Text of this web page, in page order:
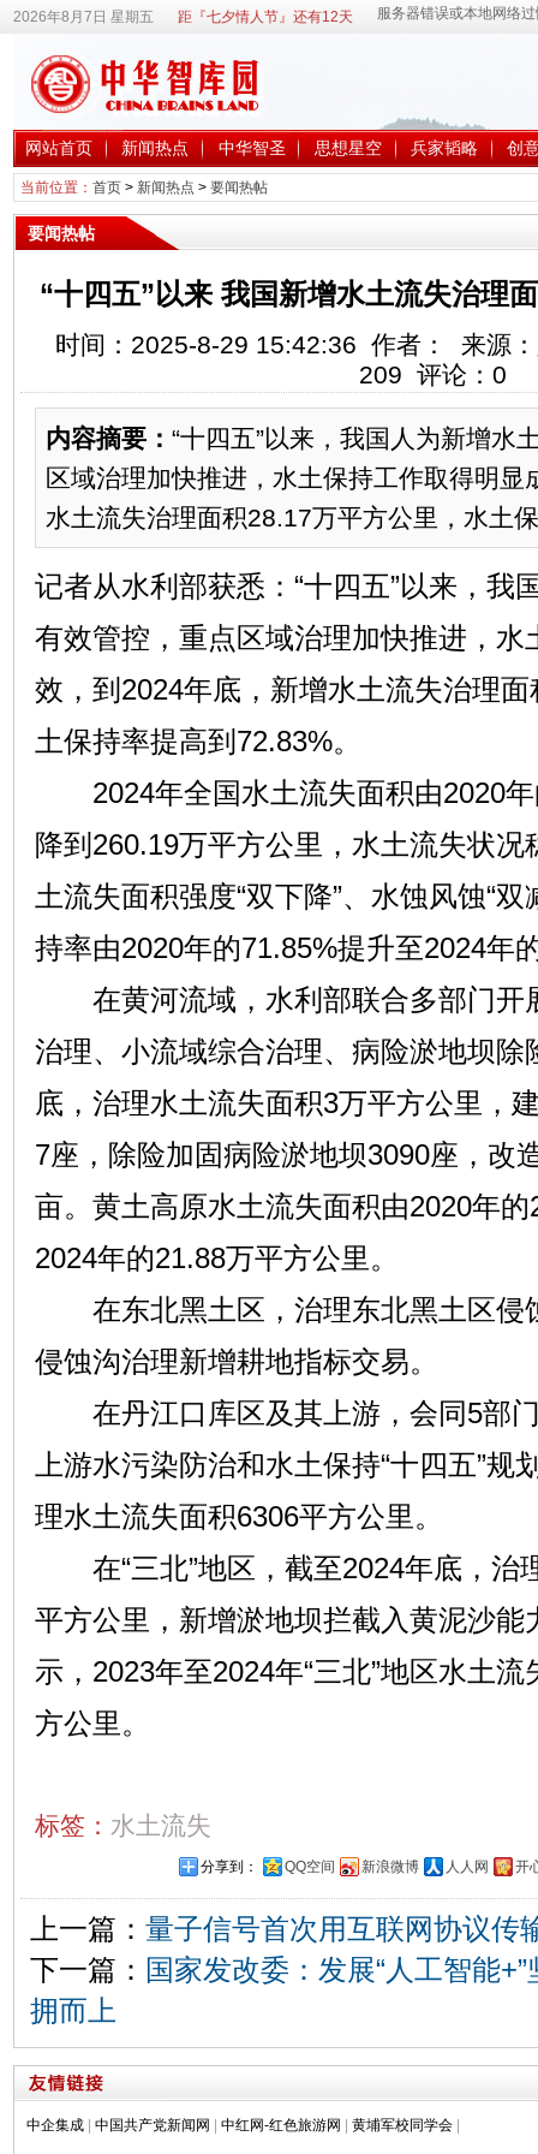
2026年8月7日 星期五 距『七夕情人节』还有12天
网站首页 新闻热点 中华智圣 思想星空 兵家韬略 创
当前位置： 首页> 新闻热点 > 要闻热帖
要闻热帖
“十四五”以来 我国新增水土流失治理
时间：2025-8-29 15:42:36 作者： 来源
209 评论： 0
内容摘要： “十四五”以来，我国人为新增水
区域治理加快推进，水土保持工作取得明显
水土流失治理面积28.17万平方公里，水土
记者从水利部获悉：“十四五”以来，我
有效管控，重点区域治理加快推进，水
效，到2024年底，新增水土流失治理
土保持率提高到72.83%。
2024年全国水土流失面积由2020年
降到260.19万平方公里，水土流失状
土流失面积强度“双下降”、水蚀风蚀“
持率由2020年的71.85%提升至2024年
在黄河流域，水利部联合多部门开
治理、小流域综合治理、病险淤地坝除
底，治理水土流失面积3万平方公里，
7座，除险加固病险淤地坝3090座，改
亩。黄土高原水土流失面积由2020年
2024年的21.88万平方公里。
在东北黑土区，治理东北黑土区侵
侵蚀沟治理新增耕地指标交易。
在丹江口库区及其上游，会同5部门
上游水污染防治和水土保持“十四五”规
理水土流失面积6306平方公里。
在“三北”地区，截至2024年底，治
平方公里，新增淤地坝拦截入黄泥沙能
示，2023年至2024年“三北”地区水土
方公里。
标签： 水土流失
分享到： QQ空间 新浪微博 人人网 开
上一篇： 量子信号首次用互联网协议传
下一篇： 国家发改委：发展“人工智能
拥而上
中企集成 中国共产党新闻网 中红网-红色旅游网 黄埔军校同学会